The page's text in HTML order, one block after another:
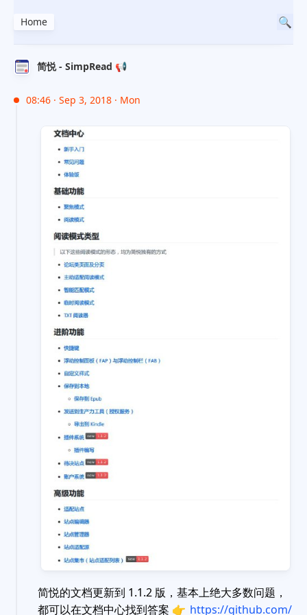
简悦 - SimpRead 📢
08:46 · Sep 3, 2018 · Mon
简悦的文档更新到 1.1.2 版，基本上绝大多数问题，
都可以在文档中心找到答案 👉 https://github.com/
Home